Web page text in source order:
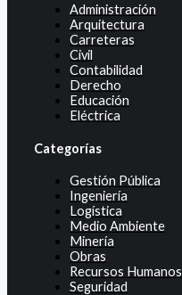
Administración
Arquitectura
Carreteras
Civil
Contabilidad
Derecho
Educación
Eléctrica
Categorías
Gestión Pública
Ingeniería
Logística
Medio Ambiente
Minería
Obras
Recursos Humanos
Seguridad